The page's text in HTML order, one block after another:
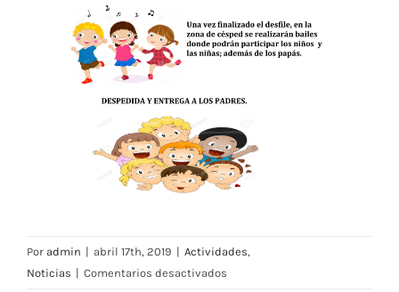
Por admin | abril 17th, 2019 | Actividades,
Noticias | Comentarios desactivados